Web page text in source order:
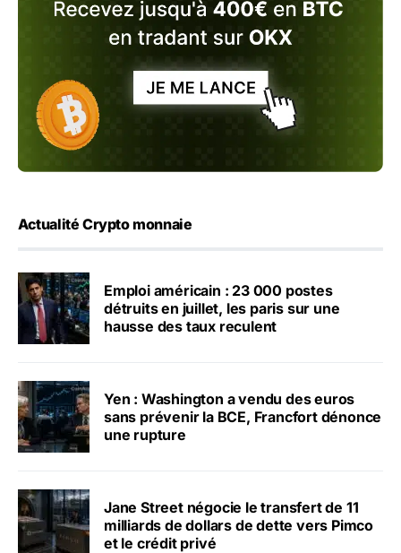
Actualité Crypto monnaie
Emploi américain : 23 000 postes
détruits en juillet, les paris sur une
hausse des taux reculent
Yen : Washington a vendu des euros
sans prévenir la BCE, Francfort dénonce
une rupture
Jane Street négocie le transfert de 11
milliards de dollars de dette vers Pimco
et le crédit privé